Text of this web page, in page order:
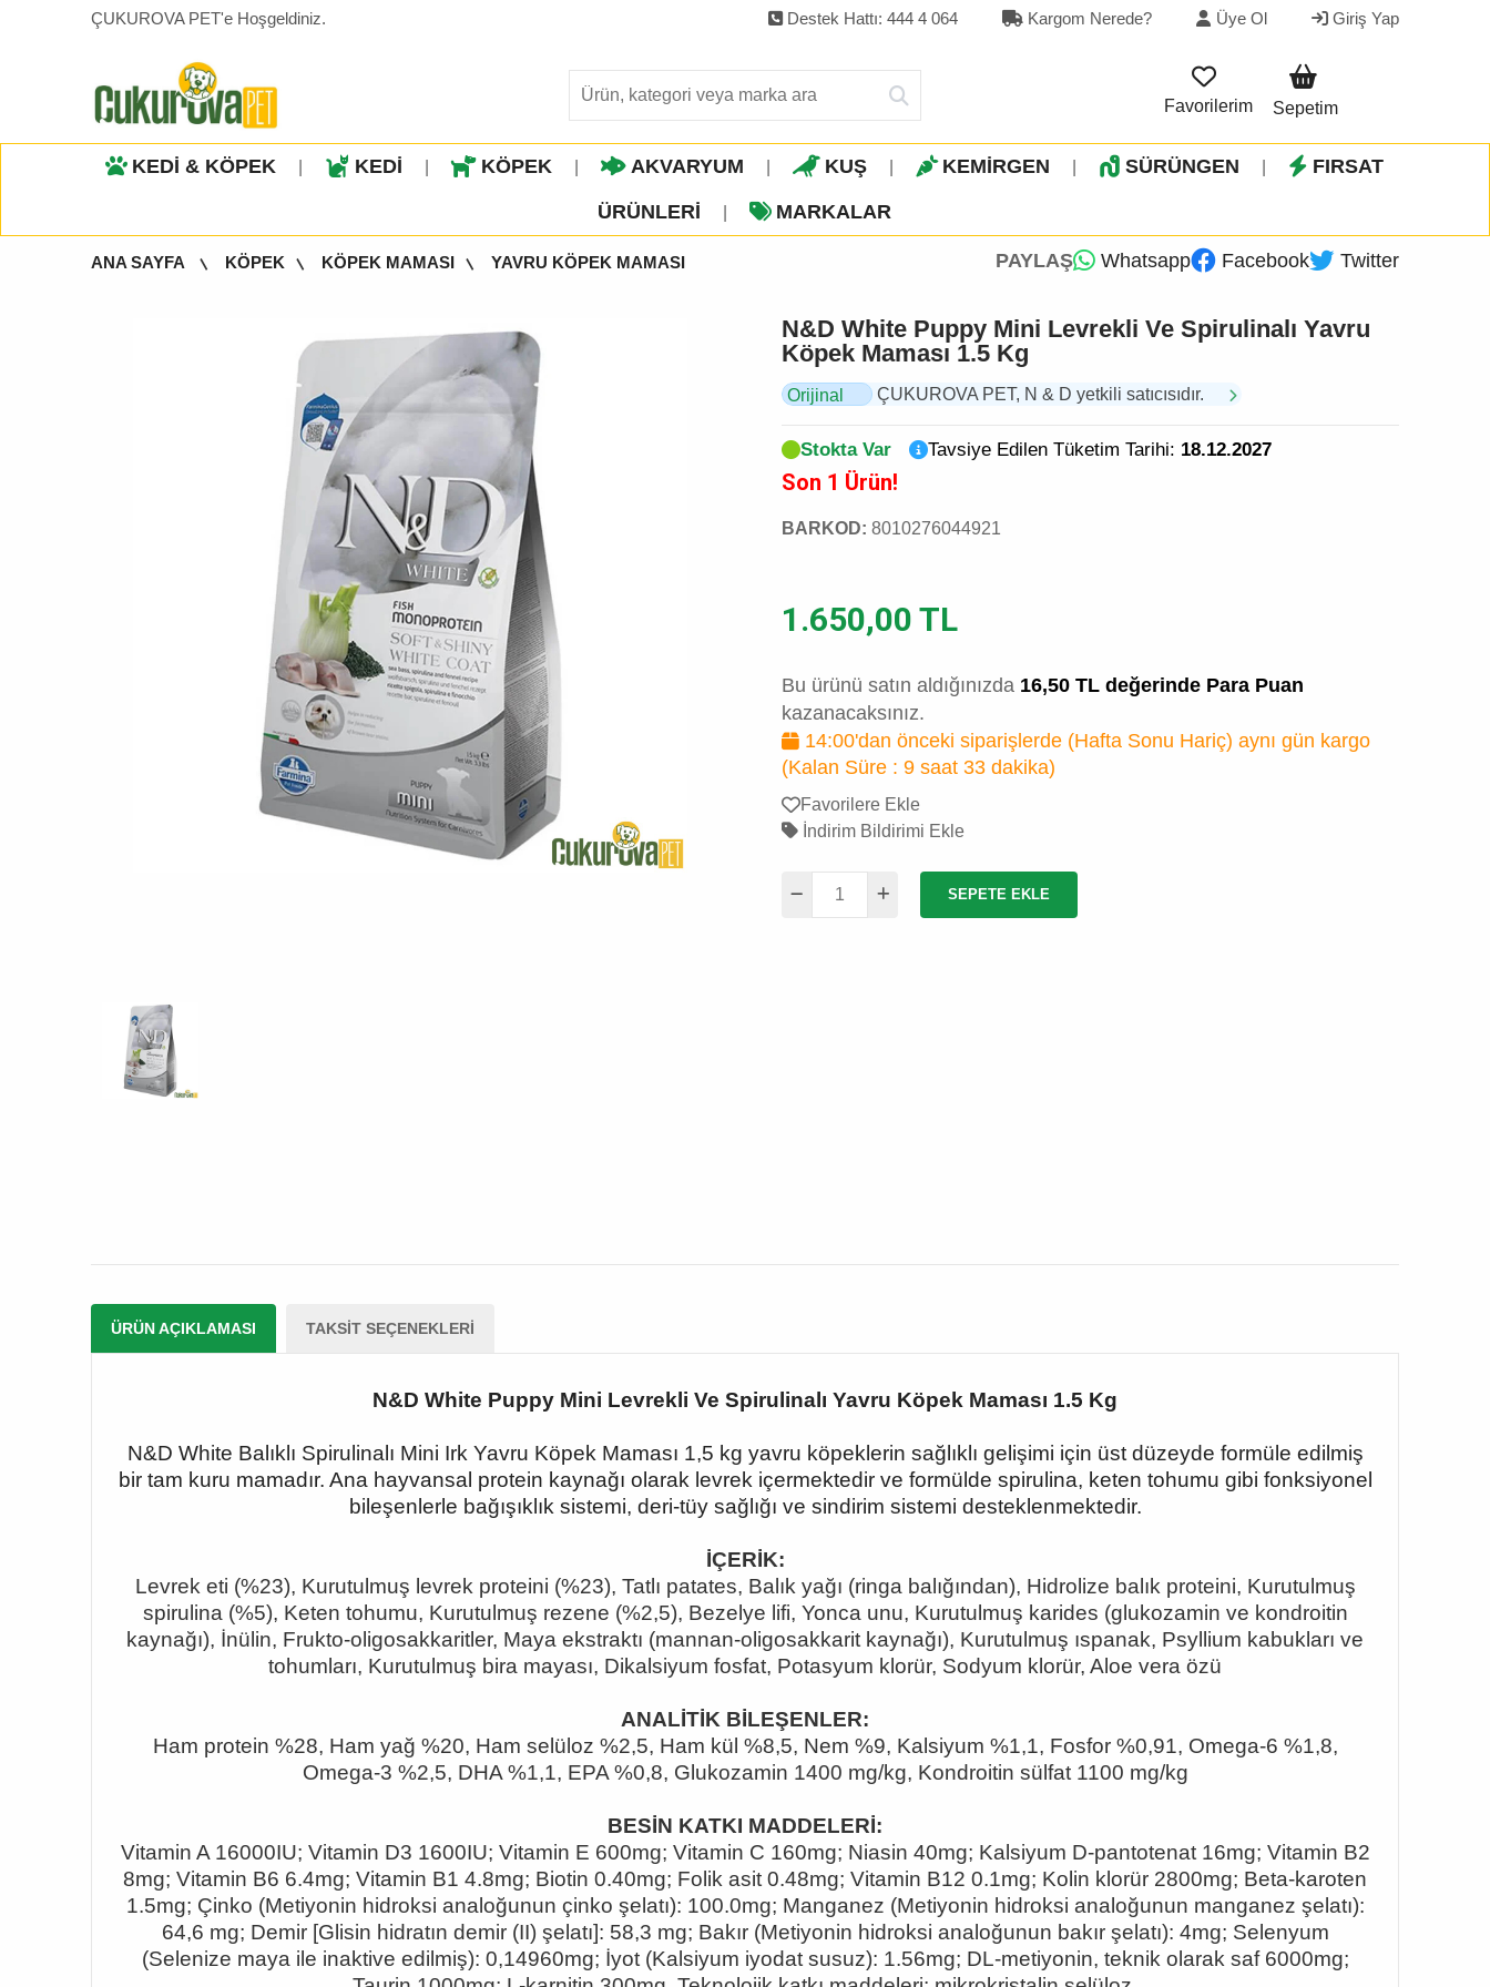
ÇUKUROVA PET'e Hoşgeldiniz. Destek Hattı: 444 4 064 Kargom Nerede? Üye Ol Giriş Yap
Favorilerim Sepetim
KEDİ & KÖPEK KEDİ KÖPEK AKVARYUM KUŞ KEMİRGEN SÜRÜNGEN FIRSAT
ÜRÜNLERI MARKALAR
ANA SAYFA KÖPEK KÖPEK MAMASI YAVRU KÖPEK MAMASI PAYLAŞ Whatsapp Facebook Twitter
N&D White Puppy Mini Levrekli Ve Spirulinalı Yavru
Köpek Maması 1.5 Kg
Orijinal
ÇUKUROVA PET, N & D yetkili satıcısıdır.
Stokta Var Tavsiye Edilen Tüketim Tarihi: 18.12.2027
Son 1 Ürün!
BARKOD: 8010276044921
1.650,00 TL
Bu ürünü satın aldığınızda 16,50 TL değerinde Para Puan
kazanacaksınız.
14:00'dan önceki siparişlerde (Hafta Sonu Hariç) aynı gün kargo
(Kalan Süre : 9 saat 33 dakika)
Favorilere Ekle
İndirim Bildirimi Ekle
SEPETE EKLE
ÜRÜN AÇIKLAMASI TAKSIT SEÇENEKLERI
N&D White Puppy Mini Levrekli Ve Spirulinalı Yavru Köpek Maması 1.5 Kg
N&D White Balıklı Spirulinalı Mini Irk Yavru Köpek Maması 1,5 kg yavru köpeklerin sağlıklı gelişimi için üst düzeyde formüle edilmiş
bir tam kuru mamadır. Ana hayvansal protein kaynağı olarak levrek içermektedir ve formülde spirulina, keten tohumu gibi fonksiyonel
bileşenlerle bağışıklık sistemi, deri-tüy sağlığı ve sindirim sistemi desteklenmektedir.
İÇERİK:
Levrek eti (%23), Kurutulmuş levrek proteini (%23), Tatlı patates, Balık yağı (ringa balığından), Hidrolize balık proteini, Kurutulmuş
spirulina (%5), Keten tohumu, Kurutulmuş rezene (%2,5), Bezelye lifi, Yonca unu, Kurutulmuş karides (glukozamin ve kondroitin
kaynağı), İnülin, Frukto-oligosakkaritler, Maya ekstraktı (mannan-oligosakkarit kaynağı), Kurutulmuş ıspanak, Psyllium kabukları ve
tohumları, Kurutulmuş bira mayası, Dikalsiyum fosfat, Potasyum klorür, Sodyum klorür, Aloe vera özü
ANALİTİK BİLEŞENLER:
Ham protein %28, Ham yağ %20, Ham selüloz %2,5, Ham kül %8,5, Nem %9, Kalsiyum %1,1, Fosfor %0,91, Omega-6 %1,8,
Omega-3 %2,5, DHA %1,1, EPA %0,8, Glukozamin 1400 mg/kg, Kondroitin sülfat 1100 mg/kg
BESİN KATKI MADDELERİ:
Vitamin A 16000IU; Vitamin D3 1600IU; Vitamin E 600mg; Vitamin C 160mg; Niasin 40mg; Kalsiyum D-pantotenat 16mg; Vitamin B2
8mg; Vitamin B6 6.4mg; Vitamin B1 4.8mg; Biotin 0.40mg; Folik asit 0.48mg; Vitamin B12 0.1mg; Kolin klorür 2800mg; Beta-karoten
1.5mg; Çinko (Metiyonin hidroksi analoğunun çinko şelatı): 100.0mg; Manganez (Metiyonin hidroksi analoğunun manganez şelatı):
64,6 mg; Demir [Glisin hidratın demir (II) şelatı]: 58,3 mg; Bakır (Metiyonin hidroksi analoğunun bakır şelatı): 4mg; Selenyum
(Selenize maya ile inaktive edilmiş): 0,14960mg; İyot (Kalsiyum iyodat susuz): 1.56mg; DL-metiyonin, teknik olarak saf 6000mg;